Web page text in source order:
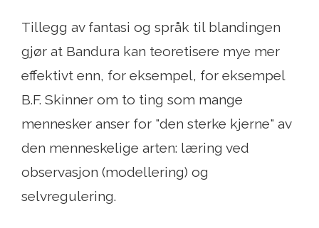
Tillegg av fantasi og språk til blandingen
gjør at Bandura kan teoretisere mye mer
effektivt enn, for eksempel, for eksempel
B.F. Skinner om to ting som mange
mennesker anser for "den sterke kjerne" av
den menneskelige arten: læring ved
observasjon (modellering) og
selvregulering.